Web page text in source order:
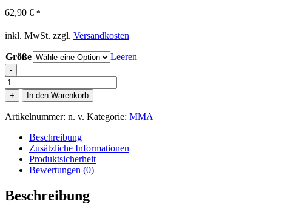
62,90 € *
inkl. MwSt. zzgl. Versandkosten
Größe Leeren
-
Venum
xPLASMAx
Rashguard
-
Sleeves
schwarz
Menge
+ In den Warenkorb
Artikelnummer: n. v. Kategorie: MMA
Beschreibung
Zusätzliche Informationen
Produktsicherheit
Bewertungen (0)
Beschreibung